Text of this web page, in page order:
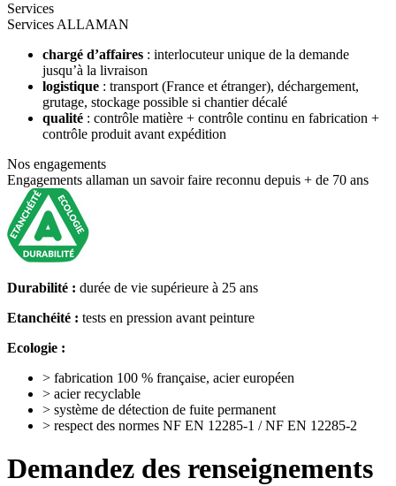
Services
Services ALLAMAN
chargé d’affaires : interlocuteur unique de la demande
jusqu’à la livraison
logistique : transport (France et étranger), déchargement,
grutage, stockage possible si chantier décalé
qualité : contrôle matière + contrôle continu en fabrication +
contrôle produit avant expédition
Nos engagements
Engagements allaman un savoir faire reconnu depuis + de 70 ans
Durabilité : durée de vie supérieure à 25 ans
Etanchéité : tests en pression avant peinture
Ecologie :
> fabrication 100 % française, acier européen
> acier recyclable
> système de détection de fuite permanent
> respect des normes NF EN 12285-1 / NF EN 12285-2
Demandez des renseignements